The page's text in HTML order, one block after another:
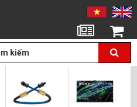
Giỏ hàng